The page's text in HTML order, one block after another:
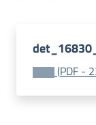
su
(PDF -